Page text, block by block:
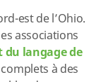
est de l’Ohio.
associations
du langage de
à des